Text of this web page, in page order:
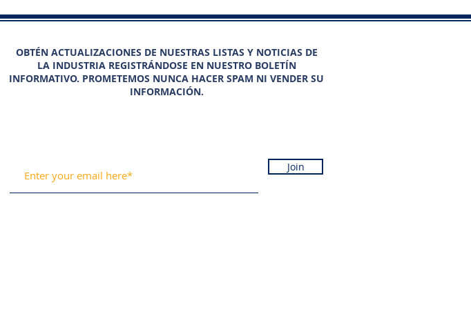
OBTÉN ACTUALIZACIONES DE NUESTRAS LISTAS Y NOTICIAS DE
LA INDUSTRIA REGISTRÁNDOSE EN NUESTRO BOLETÍN
INFORMATIVO. PROMETEMOS NUNCA HACER SPAM NI VENDER SU
INFORMACIÓN.
Join